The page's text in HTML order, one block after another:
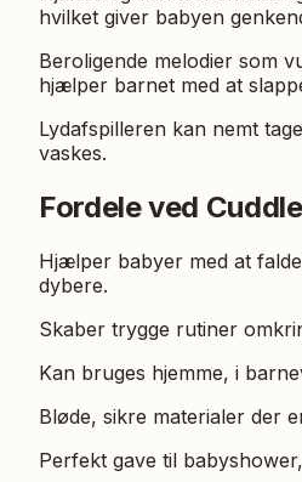
hvilket giver babyen
Beroligende melodier som
hjælper barnet med at
Lydafspilleren kan nemt
vaskes.
Fordele ved
Hjælper babyer med at
dybere.
Skaber trygge rutiner
Kan bruges hjemme, i
Bløde, sikre materialer der
Perfekt gave til